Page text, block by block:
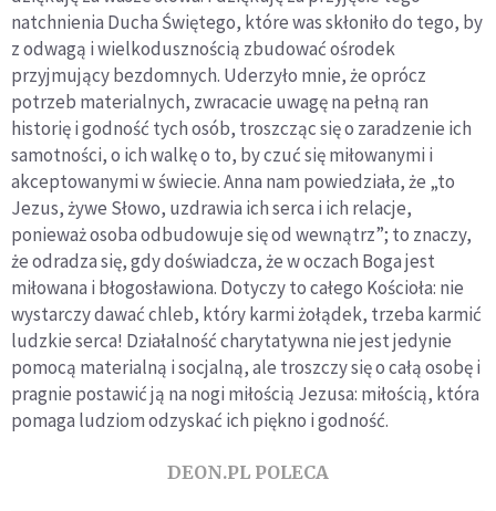
natchnienia Ducha Świętego, które was skłoniło do tego, by
z odwagą i wielkodusznością zbudować ośrodek
przyjmujący bezdomnych. Uderzyło mnie, że oprócz
potrzeb materialnych, zwracacie uwagę na pełną ran
historię i godność tych osób, troszcząc się o zaradzenie ich
samotności, o ich walkę o to, by czuć się miłowanymi i
akceptowanymi w świecie. Anna nam powiedziała, że „to
Jezus, żywe Słowo, uzdrawia ich serca i ich relacje,
ponieważ osoba odbudowuje się od wewnątrz”; to znaczy,
że odradza się, gdy doświadcza, że w oczach Boga jest
miłowana i błogosławiona. Dotyczy to całego Kościoła: nie
wystarczy dawać chleb, który karmi żołądek, trzeba karmić
ludzkie serca! Działalność charytatywna nie jest jedynie
pomocą materialną i socjalną, ale troszczy się o całą osobę i
pragnie postawić ją na nogi miłością Jezusa: miłością, która
pomaga ludziom odzyskać ich piękno i godność.
DEON.PL POLECA